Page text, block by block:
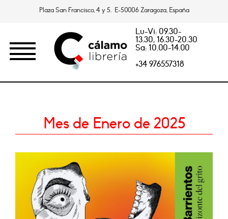
Plaza San Francisco, 4 y 5. E-50006 Zaragoza, España
Lu-Vi: 09.30-
13.30, 16.30-20.30
Sa: 10.00-14.00
+34 976557318
Mes de Enero de 2025